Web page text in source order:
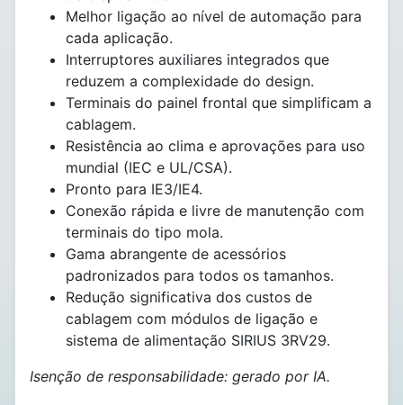
Melhor ligação ao nível de automação para
cada aplicação.
Interruptores auxiliares integrados que
reduzem a complexidade do design.
Terminais do painel frontal que simplificam a
cablagem.
Resistência ao clima e aprovações para uso
mundial (IEC e UL/CSA).
Pronto para IE3/IE4.
Conexão rápida e livre de manutenção com
terminais do tipo mola.
Gama abrangente de acessórios
padronizados para todos os tamanhos.
Redução significativa dos custos de
cablagem com módulos de ligação e
sistema de alimentação SIRIUS 3RV29.
Isenção de responsabilidade: gerado por IA.